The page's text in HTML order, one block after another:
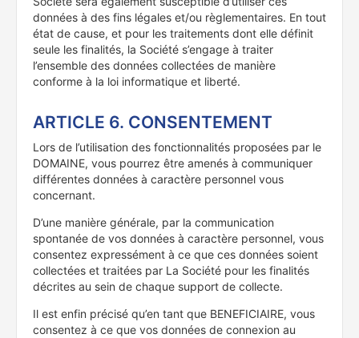
données à des fins légales et/ou règlementaires. En tout
état de cause, et pour les traitements dont elle définit
seule les finalités, la Société s’engage à traiter
l’ensemble des données collectées de manière
conforme à la loi informatique et liberté.
ARTICLE 6. CONSENTEMENT
Lors de l’utilisation des fonctionnalités proposées par le
DOMAINE, vous pourrez être amenés à communiquer
différentes données à caractère personnel vous
concernant.
D’une manière générale, par la communication
spontanée de vos données à caractère personnel, vous
consentez expressément à ce que ces données soient
collectées et traitées par La Société pour les finalités
décrites au sein de chaque support de collecte.
Il est enfin précisé qu’en tant que BENEFICIAIRE, vous
consentez à ce que vos données de connexion au